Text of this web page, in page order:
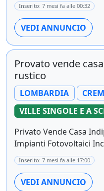
Inserito: 7 mesi fa alle 00:32
VEDI ANNUNCIO
Provato vende
rustico
LOMBARDIA
VILLE SINGOLE E A
Privato Vende Casa
Impianti Fotovoltaici
Inserito: 7 mesi fa alle 17:00
VEDI ANNUNCIO